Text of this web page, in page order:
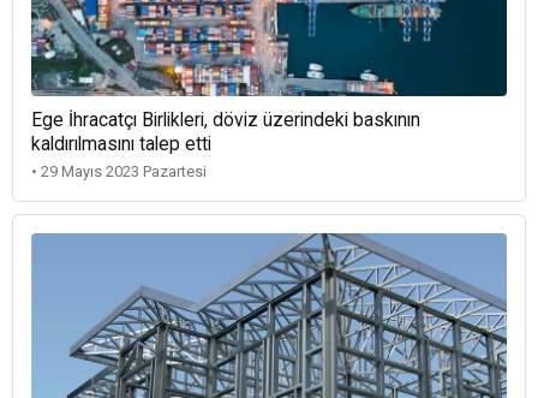
Ege İhracatçı Birlikleri, döviz üzerindeki baskının
kaldırılmasını talep etti
• 29 Mayıs 2023 Pazartesi